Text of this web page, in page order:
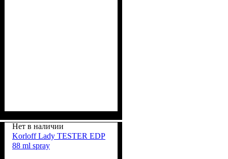
Нет в наличии
Korloff Lady TESTER EDP
88 ml spray